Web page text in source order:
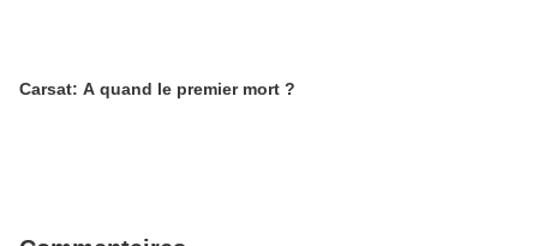
Carsat: A quand le premier mort ?